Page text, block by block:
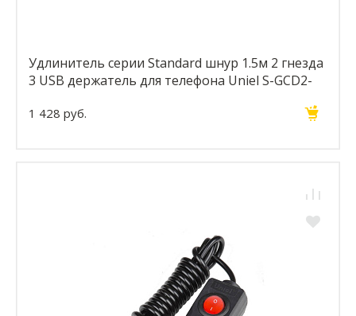
Удлинитель серии Standard шнур 1.5м 2 гнезда
3 USB держатель для телефона Uniel S-GCD2-
1 428 руб.